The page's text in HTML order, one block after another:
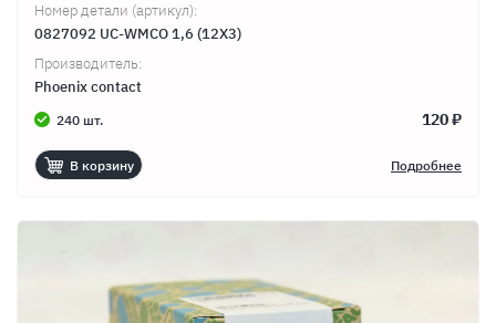
Номер детали (артикул):
0827092 UC-WMCO 1,6 (12X3)
Производитель:
Phoenix contact
240 шт. 120 ₽
В корзину Подробнее